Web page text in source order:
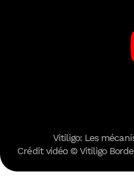
Vitiligo: Les
Crédit vidéo © Vitiligo